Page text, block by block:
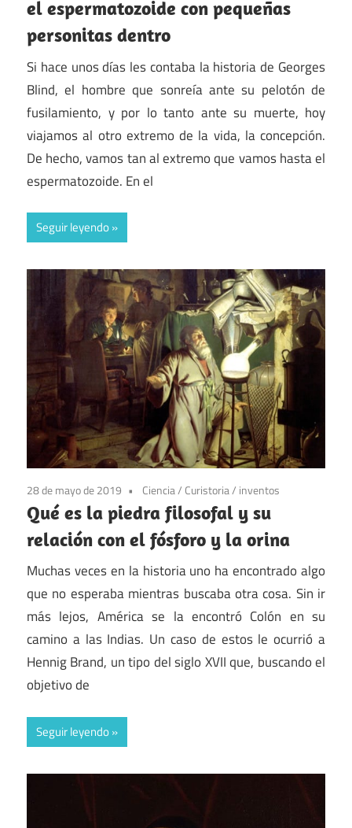
el espermatozoide con pequeñas
personitas dentro
Si hace unos días les contaba la historia de Georges
Blind, el hombre que sonreía ante su pelotón de
fusilamiento, y por lo tanto ante su muerte, hoy
viajamos al otro extremo de la vida, la concepción.
De hecho, vamos tan al extremo que vamos hasta el
espermatozoide. En el
Seguir leyendo
28 de mayo de 2019 Ciencia/ Curistoria/ inventos
Qué es la piedra filosofal y su
relación con el fósforo y la orina
Muchas veces en la historia uno ha encontrado algo
que no esperaba mientras buscaba otra cosa. Sin ir
más lejos, América se la encontró Colón en su
camino a las Indias. Un caso de estos le ocurrió a
Hennig Brand, un tipo del siglo XVII que, buscando el
objetivo de
Seguir leyendo